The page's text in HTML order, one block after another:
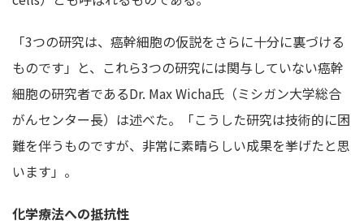
「3つの研究は、癌幹細胞の仮説をさらに十分に裏づける
ものです」と、これら3つの研究には関与していない癌幹
細胞の研究者であるDr. Max Wicha氏（ミシガン大学総合
がんセンター長）は述べた。「こうした研究は技術的に困
難を伴うものですが、非常に素晴らしい成果を挙げたと思
います」。
化学療法への抵抗性